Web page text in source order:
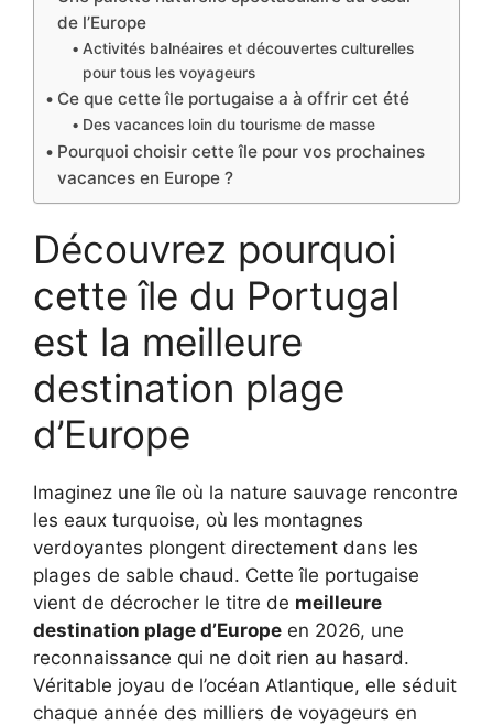
de l’Europe
Activités balnéaires et découvertes culturelles
pour tous les voyageurs
Ce que cette île portugaise a à offrir cet été
Des vacances loin du tourisme de masse
Pourquoi choisir cette île pour vos prochaines
vacances en Europe ?
Découvrez pourquoi
cette île du Portugal
est la meilleure
destination plage
d’Europe
Imaginez une île où la nature sauvage rencontre
les eaux turquoise, où les montagnes
verdoyantes plongent directement dans les
plages de sable chaud. Cette île portugaise
vient de décrocher le titre de meilleure
destination plage d’Europe en 2026, une
reconnaissance qui ne doit rien au hasard.
Véritable joyau de l’océan Atlantique, elle séduit
chaque année des milliers de voyageurs en